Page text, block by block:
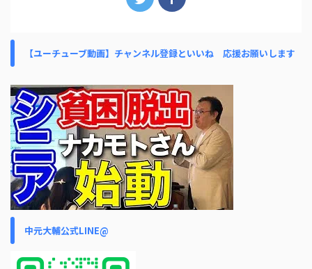
【ユーチューブ動画】チャンネル登録といいね 応援お願いします
中元大輔公式LINE@